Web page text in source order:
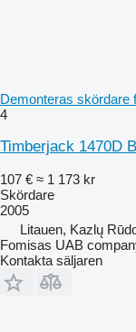
Demonteras skördare
4
Timberjack 1470D
107 € ≈ 1 173 kr
Skördare
2005
Litauen, Kazlų
Fomisas UAB
Kontakta säljaren